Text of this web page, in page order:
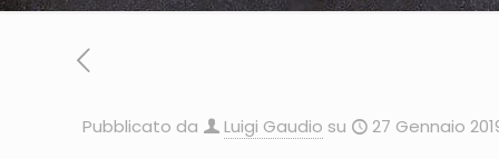
Pubblicato da Luigi Gaudio su 27 Gennaio